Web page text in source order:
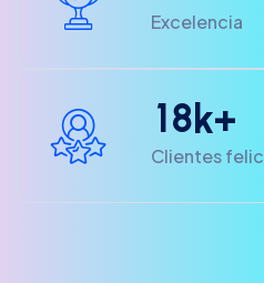
Excelencia
18k+
Clientes